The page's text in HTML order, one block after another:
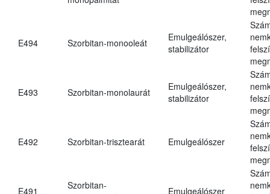
E494 Szorbitan-monooleát
Emulgeálószer,
stabilizátor
E493 Szorbitan-monolaurát
Emulgeálószer,
stabilizátor
E492 Szorbitan-trisztearát Emulgeálószer
E491
Szorbitan-
Emulgeálószer